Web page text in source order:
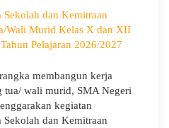
Sekolah dan Kemitraan
Wali Murid Kelas X dan XII
Pelajaran 2026/2027
membangun kerja
tua/ wali murid, SMA Negeri
kegiatan
Sekolah dan Kemitraan